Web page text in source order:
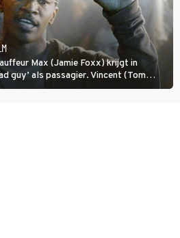
Max (Jamie Foxx) krijgt in
guy’ als passagier. Vincent (Tom
hem de stad door te loodsen om een